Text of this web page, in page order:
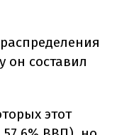
он составил
этот